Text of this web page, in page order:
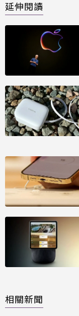
延伸閱讀
相關新聞